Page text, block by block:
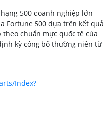
500 doanh nghiệp lớn
Fortune 500 dựa trên kết quả
chuẩn mực quốc tế của
kỳ công bố thường niên từ
Index?